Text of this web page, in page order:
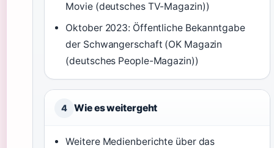
Movie (deutsches TV-Magazin))
Oktober 2023: Öffentliche Bekanntgabe
der Schwangerschaft (OK Magazin
(deutsches People-Magazin))
4 Wie es weitergeht
Weitere Medienberichte über das